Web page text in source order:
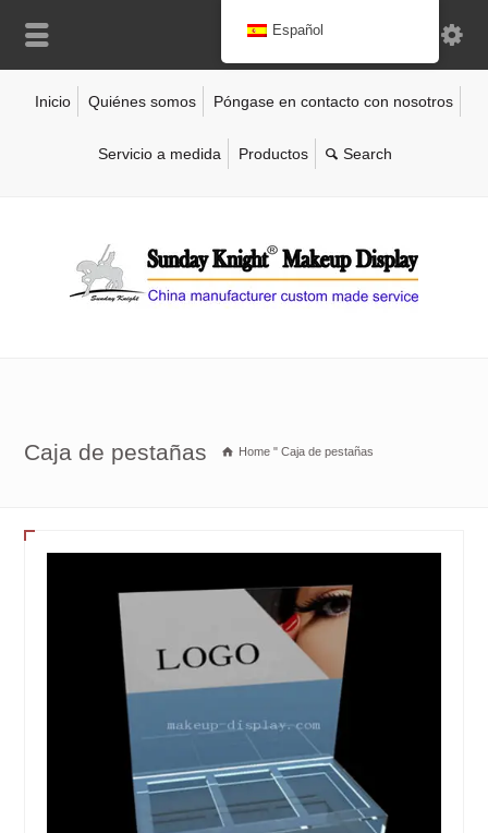
Inicio Quiénes somos Póngase en contacto con nosotros
Servicio a medida Productos
Caja de pestañas Home " Caja de pestañas
Español